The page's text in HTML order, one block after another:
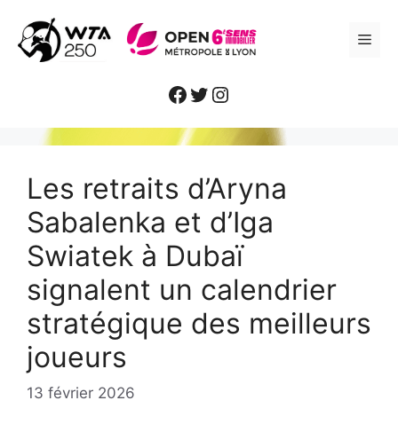
contenu
Facebook
Twitter
Instagram
Les retraits d’Aryna
Sabalenka et d’Iga
Swiatek à Dubaï
signalent un calendrier
stratégique des meilleurs
joueurs
13 février 2026